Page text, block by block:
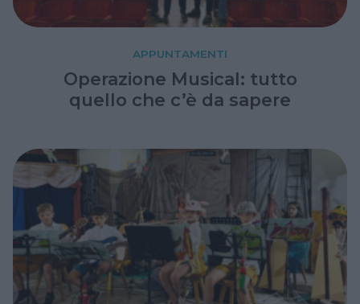
APPUNTAMENTI
Operazione Musical: tutto
quello che c’è da sapere